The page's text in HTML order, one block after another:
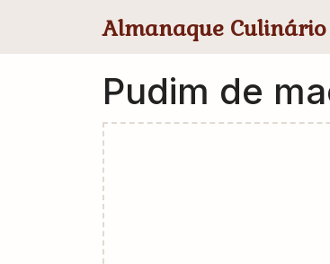
Almanaque Culinário
Pudim de